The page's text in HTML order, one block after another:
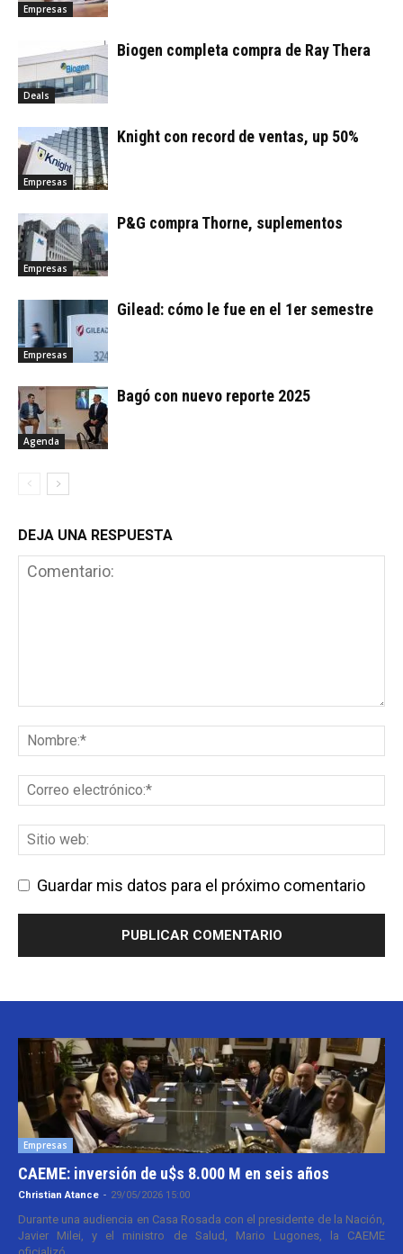
Empresas
Deals
Biogen completa compra de Ray Thera
Empresas
Knight con record de ventas, up 50%
Empresas
P&G compra Thorne, suplementos
Empresas
Gilead: cómo le fue en el 1er semestre
Agenda
Bagó con nuevo reporte 2025
DEJA UNA RESPUESTA
Guardar mis datos para el próximo comentario
Empresas
CAEME: inversión de u$s 8.000 M en seis años
Christian Atance - 29/05/2026 15:00
Durante una audiencia en Casa Rosada con el presidente de la Nación,
Javier Milei, y el ministro de Salud, Mario Lugones, la CAEME